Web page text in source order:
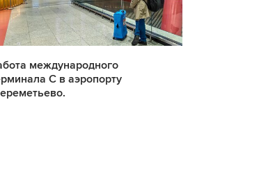
международного
С в аэропорту